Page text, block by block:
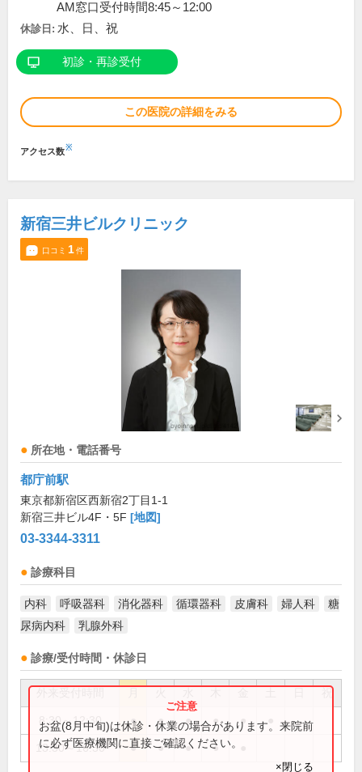
AM窓口受付時間8:45～12:00
休診日: 水、日、祝
初診・再診受付
この医院の詳細をみる
アクセス数※
新宿三井ビルクリニック
口コミ 1件
所在地・電話番号
都庁前駅
東京都新宿区西新宿2丁目1-1
新宿三井ビル4F・5F [地図]
03-3344-3311
診療科目
内科 呼吸器科 消化器科 循環器科 皮膚科 婦人科
糖
尿病内科
乳腺外科
診療/受付時間・休診日
祝
8:30～12:30 ● ● ● ● ●
13:30～16:30 ● ● ● ●
お盆(8月中旬)は休診・休業の場合があります。来院前
に必ず医療機関に直接ご確認ください。
×閉じる